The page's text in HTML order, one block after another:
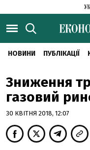
НОВИНИ ПУБЛІКАЦІЇ
Зниження
газовий
30 КВІТНЯ 2018, 12:07